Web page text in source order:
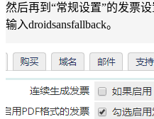
然后再到“常规设置”的发票
输入droidsansfallback。